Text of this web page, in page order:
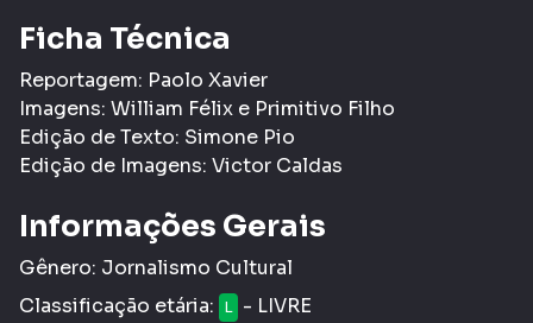
Ficha Técnica
Reportagem: Paolo Xavier
Imagens: William Félix e Primitivo Filho
Edição de Texto: Simone Pio
Edição de Imagens: Victor Caldas
Informações Gerais
Gênero: Jornalismo Cultural
Classificação etária:
L - LIVRE